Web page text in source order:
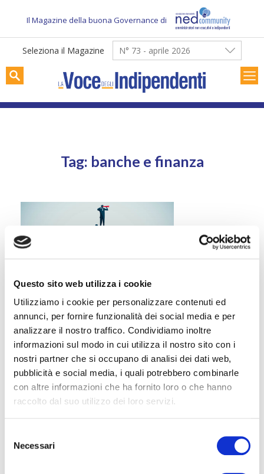
Questo sito web utilizza i cookie
Utilizziamo i cookie per personalizzare contenuti ed
annunci, per fornire funzionalità dei social media e per
analizzare il nostro traffico. Condividiamo inoltre
informazioni sul modo in cui utilizza il nostro sito con i
nostri partner che si occupano di analisi dei dati web,
pubblicità e social media, i quali potrebbero combinarle
con altre informazioni che ha fornito loro o che hanno
raccolto dal suo utilizzo dei loro servizi.
delNecessari
content
Il Magazine della buona Governance di
Seleziona il Magazine N° 73 - aprile 2026
Tag: banche e finanza
25/05/2026
Governance bancaria: i
ned chiamati a gestire una
complessità crescente
Leggi